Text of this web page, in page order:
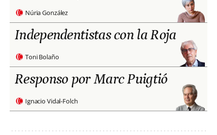
Núria González
Independentistas con la Roja
Toni Bolaño
Responso por Marc Puigtió
Ignacio Vidal-Folch